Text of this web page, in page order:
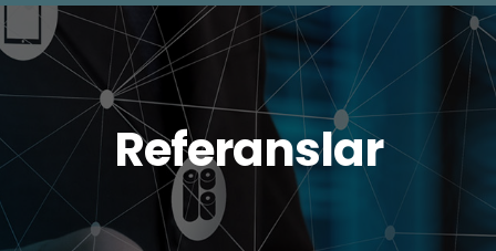
Referanslar